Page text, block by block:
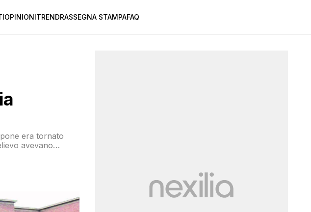
OPINIONITRENDRASSEGNA STAMPAFAQ
era tornato
avevano